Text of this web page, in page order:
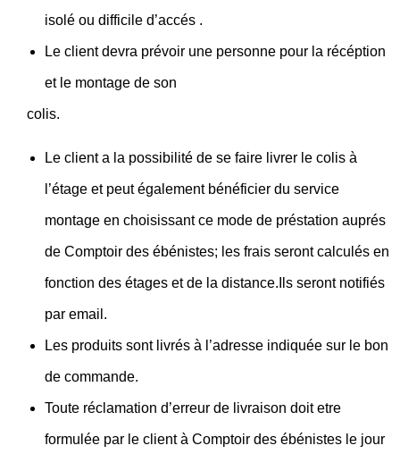
isolé ou difficile d’accés .
Le client devra prévoir une personne pour la récéption
et le montage de son
colis.
Le client a la possibilité de se faire livrer le colis à
l’étage et peut également bénéficier du service
montage en choisissant ce mode de préstation auprés
de Comptoir des ébénistes; les frais seront calculés en
fonction des étages et de la distance.Ils seront notifiés
par email.
Les produits sont livrés à l’adresse indiquée sur le bon
de commande.
Toute réclamation d’erreur de livraison doit etre
formulée par le client à Comptoir des ébénistes le jour